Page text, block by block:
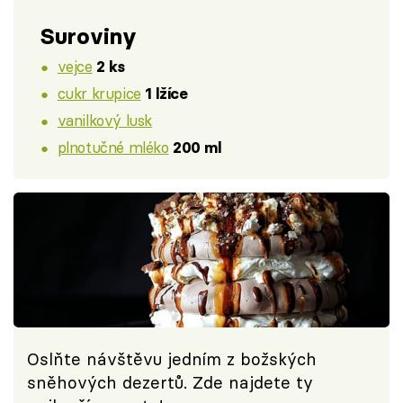
Suroviny
vejce 2 ks
cukr krupice 1 lžíce
vanilkový lusk
plnotučné mléko 200 ml
Oslňte návštěvu jedním z božských
sněhových dezertů. Zde najdete ty